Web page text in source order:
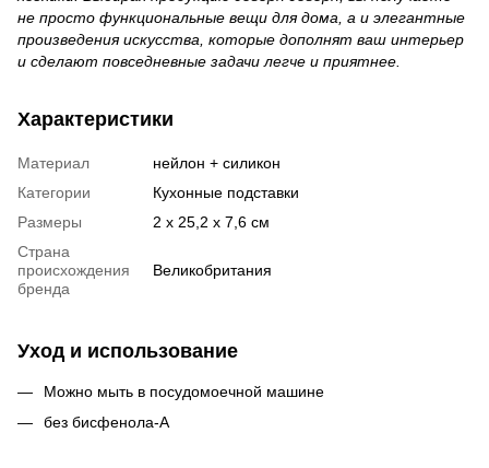
не просто функциональные вещи для дома, а и элегантные
произведения искусства, которые дополнят ваш интерьер
и сделают повседневные задачи легче и приятнее.
Характеристики
Материал
нейлон + силикон
Категории
Кухонные подставки
Размеры
2 x 25,2 x 7,6 см
Страна
происхождения
бренда
Великобритания
Уход и использование
Можно мыть в посудомоечной машине
без бисфенола-А